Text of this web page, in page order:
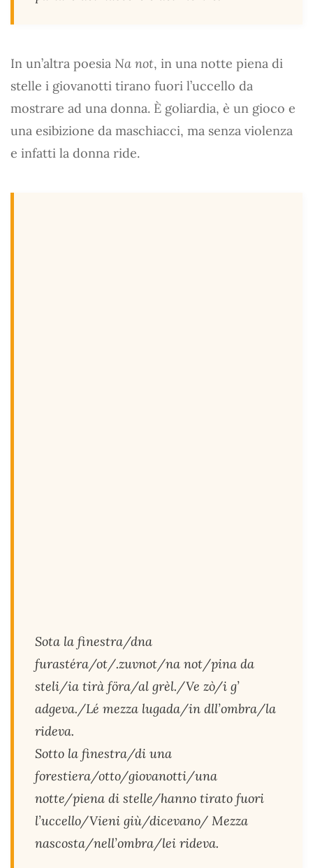
In un’altra poesia Na not, in una notte piena di
stelle i giovanotti tirano fuori l’uccello da
mostrare ad una donna. È goliardia, è un gioco e
una esibizione da maschiacci, ma senza violenza
e infatti la donna ride.
Sota la finestra/dna
furastéra/ot/.zuvnot/na not/pina da
steli/ia tirà föra/al grèl./Ve zò/i g’
adgeva./Lé mezza lugada/in dll’ombra/la
rideva.
Sotto la finestra/di una
forestiera/otto/giovanotti/una
notte/piena di stelle/hanno tirato fuori
l’uccello/Vieni giù/dicevano/ Mezza
nascosta/nell’ombra/lei rideva.